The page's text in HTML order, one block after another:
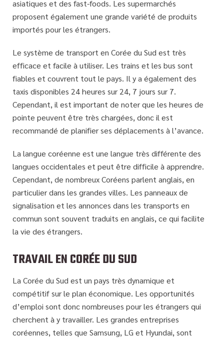
asiatiques et des fast-foods. Les supermarchés
proposent également une grande variété de produits
importés pour les étrangers.
Le système de transport en Corée du Sud est très
efficace et facile à utiliser. Les trains et les bus sont
fiables et couvrent tout le pays. Il y a également des
taxis disponibles 24 heures sur 24, 7 jours sur 7.
Cependant, il est important de noter que les heures de
pointe peuvent être très chargées, donc il est
recommandé de planifier ses déplacements à l’avance.
La langue coréenne est une langue très différente des
langues occidentales et peut être difficile à apprendre.
Cependant, de nombreux Coréens parlent anglais, en
particulier dans les grandes villes. Les panneaux de
signalisation et les annonces dans les transports en
commun sont souvent traduits en anglais, ce qui facilite
la vie des étrangers.
TRAVAIL EN CORÉE DU SUD
La Corée du Sud est un pays très dynamique et
compétitif sur le plan économique. Les opportunités
d’emploi sont donc nombreuses pour les étrangers qui
cherchent à y travailler. Les grandes entreprises
coréennes, telles que Samsung, LG et Hyundai, sont